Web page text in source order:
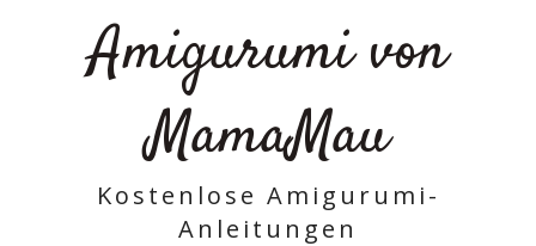
Amigurumi von
MamaMau
Kostenlose Amigurumi-
Anleitungen